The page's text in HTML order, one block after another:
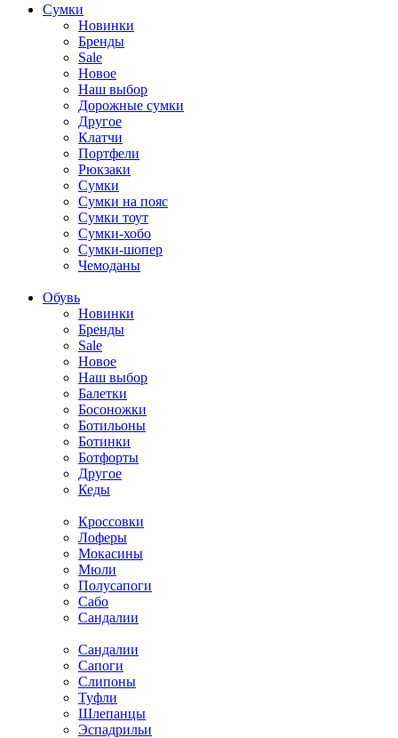
Cумки
Новинки
Бренды
Sale
Новое
Наш выбор
Дорожные сумки
Другое
Клатчи
Портфели
Рюкзаки
Сумки
Сумки на пояс
Сумки тоут
Сумки-хобо
Сумки-шопер
Чемоданы
Обувь
Новинки
Бренды
Sale
Новое
Наш выбор
Балетки
Босоножки
Ботильоны
Ботинки
Ботфорты
Другое
Кеды
Кроссовки
Лоферы
Мокасины
Мюли
Полусапоги
Сабо
Сандалии
Сандалии
Сапоги
Слипоны
Туфли
Шлепанцы
Эспадрильи